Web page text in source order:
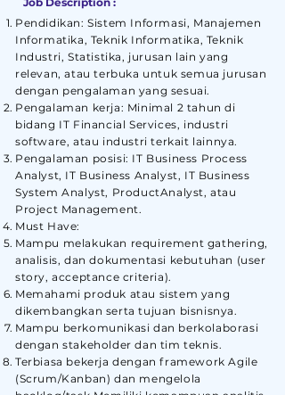
Pendidikan: Sistem Informasi, Manajemen
Informatika, Teknik Informatika, Teknik
Industri, Statistika, jurusan lain yang
relevan, atau terbuka untuk semua jurusan
dengan pengalaman yang sesuai.
Pengalaman kerja: Minimal 2 tahun di
bidang IT Financial Services, industri
software, atau industri terkait lainnya.
Pengalaman posisi: IT Business Process
Analyst, IT Business Analyst, IT Business
System Analyst, ProductAnalyst, atau
Project Management.
Must Have:
Mampu melakukan requirement gathering,
analisis, dan dokumentasi kebutuhan (user
story, acceptance criteria).
Memahami produk atau sistem yang
dikembangkan serta tujuan bisnisnya.
Mampu berkomunikasi dan berkolaborasi
dengan stakeholder dan tim teknis.
Terbiasa bekerja dengan framework Agile
(Scrum/Kanban) dan mengelola